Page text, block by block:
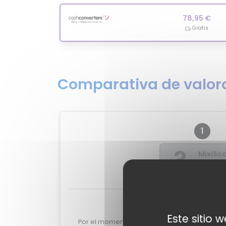
78,95 €
Gratis
Comparativa de
1
?
Por el momento no tenemos valoraciones
Este sitio